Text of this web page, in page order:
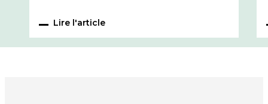
Lire l'article